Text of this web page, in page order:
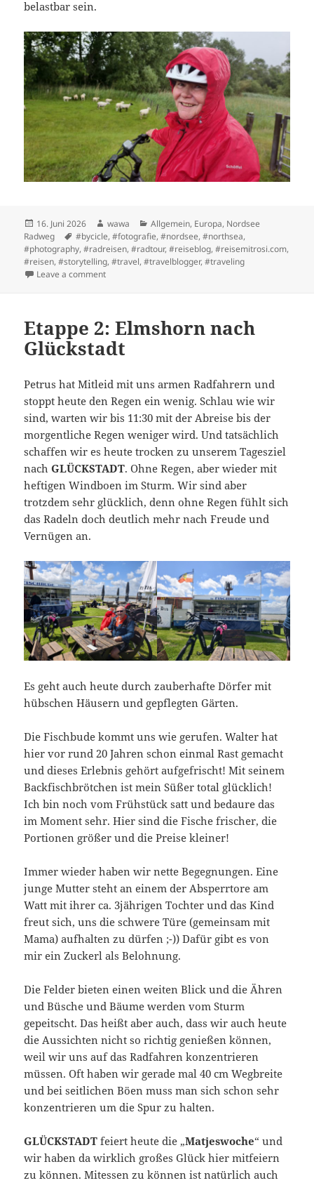
belastbar sein.
Posted
on
16. Juni 2026 Author
wawa Categories
Allgemein, Europa, Nordsee
Radweg
Tags
#bycicle,#fotografie,#nordsee,#northsea,
#photography,#radreisen,#radtour,#reiseblog,#reisemitrosi.com,
#reisen,#storytelling,#travel,#travelblogger,#traveling
Leave a commenton Der Härtetest: Etappe 1 von Hamburg nach
Etappe 2: Elmshorn nach
Glückstadt
Petrus hat Mitleid mit uns armen Radfahrern und
stoppt heute den Regen ein wenig. Schlau wie wir
sind, warten wir bis 11:30 mit der Abreise bis der
morgentliche Regen weniger wird. Und tatsächlich
schaffen wir es heute trocken zu unserem Tagesziel
nachGLÜCKSTADT. Ohne Regen, aber wieder mit
heftigen Windboen im Sturm. Wir sind aber
trotzdem sehr glücklich, denn ohne Regen fühlt sich
das Radeln doch deutlich mehr nach Freude und
Vernügen an.
Es geht auch heute durch zauberhafte Dörfer mit
hübschen Häusern und gepflegten Gärten.
Die Fischbude kommt uns wie gerufen. Walter hat
hier vor rund 20 Jahren schon einmal Rast gemacht
und dieses Erlebnis gehört aufgefrischt! Mit seinem
Backfischbrötchen ist mein Süßer total glücklich!
Ich bin noch vom Frühstück satt und bedaure das
im Moment sehr. Hier sind die Fische frischer, die
Portionen größer und die Preise kleiner!
Immer wieder haben wir nette Begegnungen. Eine
junge Mutter steht an einem der Absperrtore am
Watt mit ihrer ca. 3jährigen Tochter und das Kind
freut sich, uns die schwere Türe (gemeinsam mit
Mama) aufhalten zu dürfen ;-)) Dafür gibt es von
mir ein Zuckerl als Belohnung.
Die Felder bieten einen weiten Blick und die Ähren
und Büsche und Bäume werden vom Sturm
gepeitscht. Das heißt aber auch, dass wir auch heute
die Aussichten nicht so richtig genießen können,
weil wir uns auf das Radfahren konzentrieren
müssen. Oft haben wir gerade mal 40 cm Wegbreite
und bei seitlichen Böen muss man sich schon sehr
konzentrieren um die Spur zu halten.
GLÜCKSTADTfeiert heute die „Matjeswoche“ und
wir haben da wirklich großes Glück hier mitfeiern
zu können. Mitessen zu können ist natürlich auch